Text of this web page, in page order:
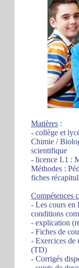
Matières :
- collège et
Chimie /
scientifique
- licence L1 :
Méthodes :
fiches
Compétences
- Les cours en
conditions
- explication
- Fiches de
- Exercices de
(TD)
- Corrigés